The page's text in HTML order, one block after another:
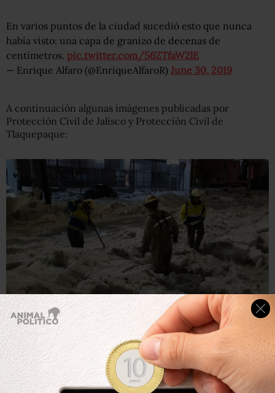
En varios puntos de la ciudad sucedió esto que nunca
había visto: una capa de granizo de decenas de
centímetros. pic.twitter.com/56ZTfaW2lE
— Enrique Alfaro (@EnriqueAlfaroR) June 30, 2019
A continuación algunas imágenes publicadas por
Protección Civil de Jalisco y Protección Civil de
Tlaquepaque: